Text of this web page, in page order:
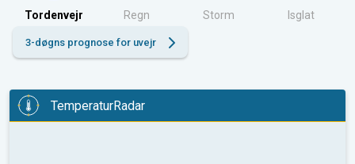
Tordenvejr Regn Storm Isglat
3-døgns prognose for uvejr
TemperaturRadar